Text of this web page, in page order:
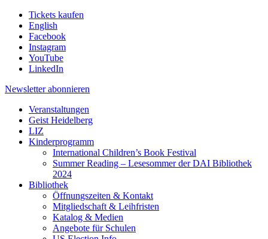
Tickets kaufen
English
Facebook
Instagram
YouTube
LinkedIn
Newsletter abonnieren
Veranstaltungen
Geist Heidelberg
LIZ
Kinderprogramm
International Children’s Book Festival
Summer Reading – Lesesommer der DAI Bibliothek
2024
Bibliothek
Öffnungszeiten & Kontakt
Mitgliedschaft & Leihfristen
Katalog & Medien
Angebote für Schulen